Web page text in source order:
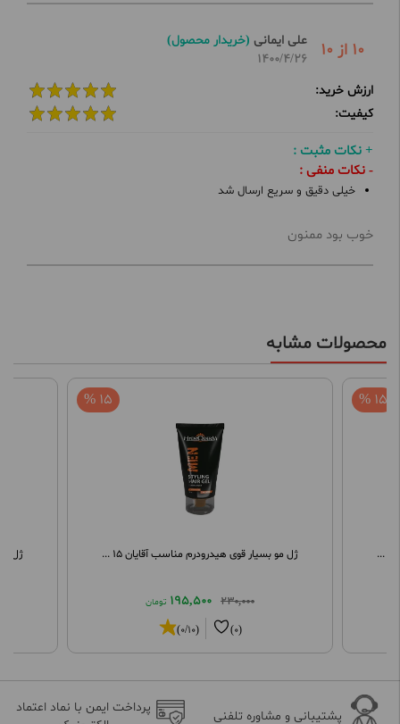
10 از 10 علی ایمانی (خریدار محصول)
1400/4/26
ارزش خرید:
کیفیت:
+ نکات مثبت :
- نکات منفی :
خیلی دقیق و سریع ارسال شد
خوب بود ممنون
محصولات مشابه
ژل مو ژل مو بسیار قوی هیدرودرم مناسب آقایان 15 ...
230,000
195,500 تومان
15 %
(0)
(0/10)
15 %
پشتیبانی و مشاوره تلفنی
پرداخت ایمن با نماد اعتماد